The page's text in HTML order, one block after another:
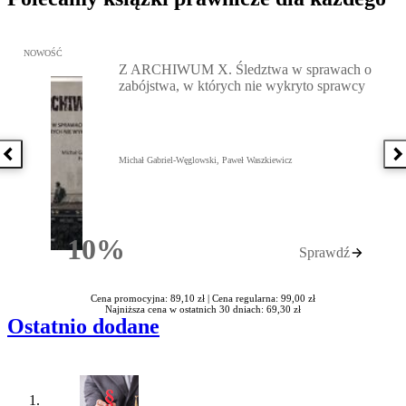
Poprzednia książka
Przejdź do: Z ARCHIWUM X. Śledztwa w sprawach o
NOWOŚĆ
10%Rabatu
Z ARCHIWUM X. Śledztwa w sprawach o
zabójstwa, w których nie wykryto sprawcy
Michał Gabriel-Węglowski, Paweł Waszkiewicz
Sprawdź
Cena promocyjna: 89,10 zł | Cena regularna: 99,00 zł
Najniższa cena w ostatnich 30 dniach: 69,30 zł
Ostatnio dodane